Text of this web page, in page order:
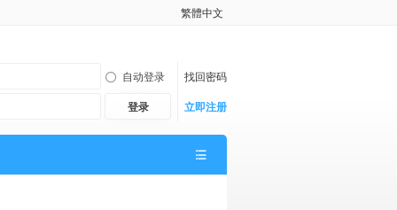
繁體中文
自动登录
找回密码
登录 立即注册